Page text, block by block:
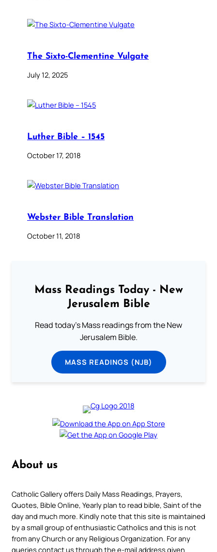
The Sixto-Clementine Vulgate
July 12, 2025
Luther Bible – 1545
October 17, 2018
Webster Bible Translation
October 11, 2018
Mass Readings Today - New
Jerusalem Bible
Read today's Mass readings from the New
Jerusalem Bible.
MASS READINGS (NJB)
About us
Catholic Gallery offers Daily Mass Readings, Prayers,
Quotes, Bible Online, Yearly plan to read bible, Saint of the
day and much more. Kindly note that this site is maintained
by a small group of enthusiastic Catholics and this is not
from any Church or any Religious Organization. For any
queries contact us through the e-mail address given